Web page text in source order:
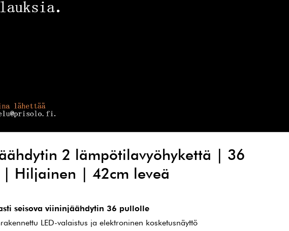
2 lämpötilavyöhykettä | 36
Hiljainen | 42cm leveä
seisova viininjäähdytin 36 pullolle
LED-valaistus ja elektroninen kosketusnäyttö